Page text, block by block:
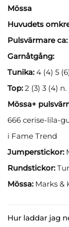
Hur laddar jag
Mössa
Huvudets
Pulsvärmare ca:
Garnåtgång:
Tunika:4 (4) 5
Top:2 (3) 3 (4)
Mössa+
666 cerise-lila-
i Fame Trend
Jumperstickor:
Rundstickor:
Mössa:Marks &